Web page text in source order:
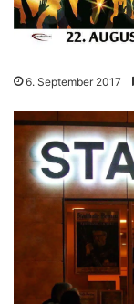
6. September 2017